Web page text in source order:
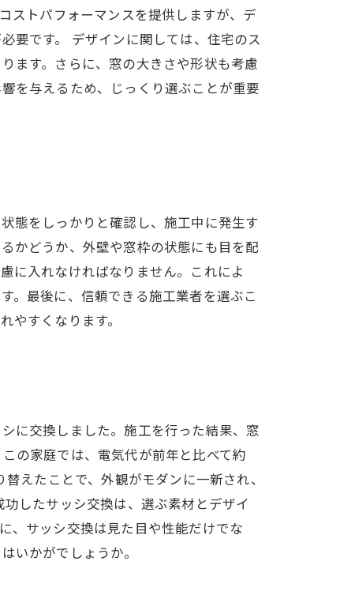
ストパフォーマンスを提供しますが、デ
要です。 デザインに関しては、住宅のス
ます。さらに、窓の大きさや形状も考慮
を与えるため、じっくり選ぶことが重要
態をしっかりと確認し、施工中に発生す
かどうか、外壁や窓枠の状態にも目を配
に入れなければなりません。これによ
。最後に、信頼できる施工業者を選ぶこ
やすくなります。
に交換しました。施工を行った結果、窓
の家庭では、電気代が前年と比べて約
えたことで、外観がモダンに一新され、
したサッシ交換は、選ぶ素材とデザイ
、サッシ交換は見た目や性能だけでな
いかがでしょうか。